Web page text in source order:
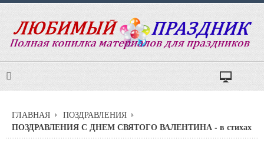
ГЛАВНАЯ ПОЗДРАВЛЕНИЯ
ПОЗДРАВЛЕНИЯ С ДНЕМ СВЯТОГО ВАЛЕНТИНА - в стихах